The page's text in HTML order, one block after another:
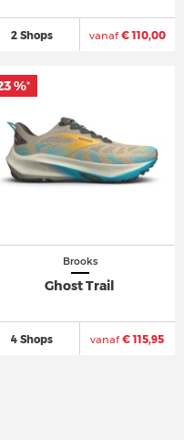
2 Shops vanaf€ 110,00
Brooks
Ghost Trail
4 Shops vanaf€ 115,95
%*
%*